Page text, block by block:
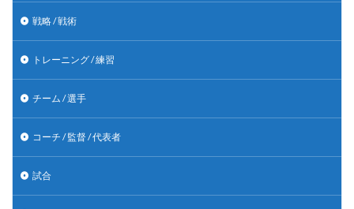
戦略 / 戦術
トレーニング / 練習
チーム / 選手
コーチ / 監督 / 代表者
試合